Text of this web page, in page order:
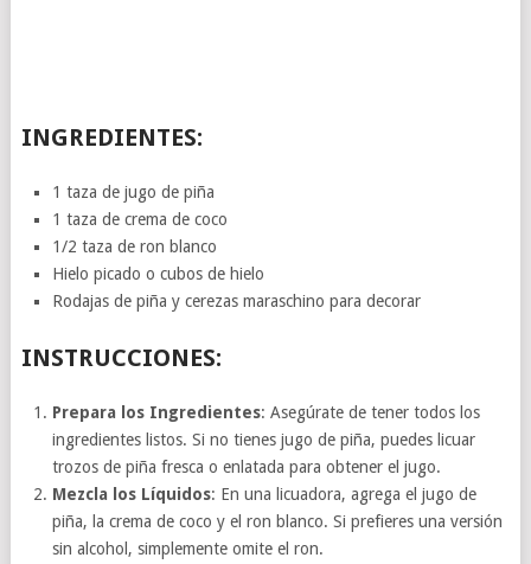
INGREDIENTES:
1 taza de jugo de piña
1 taza de crema de coco
1/2 taza de ron blanco
Hielo picado o cubos de hielo
Rodajas de piña y cerezas maraschino para decorar
INSTRUCCIONES:
Prepara los Ingredientes: Asegúrate de tener todos los
ingredientes listos. Si no tienes jugo de piña, puedes licuar
trozos de piña fresca o enlatada para obtener el jugo.
Mezcla los Líquidos: En una licuadora, agrega el jugo de
piña, la crema de coco y el ron blanco. Si prefieres una versión
sin alcohol, simplemente omite el ron.